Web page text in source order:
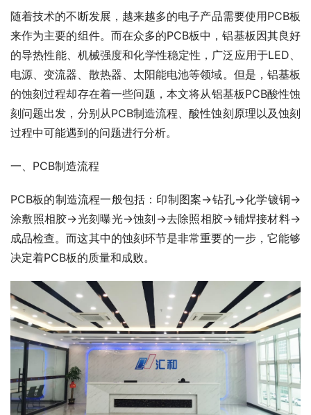
随着技术的不断发展，越来越多的电子产品需要使用PCB板
来作为主要的组件。而在众多的PCB板中，铝基板因其良好
的导热性能、机械强度和化学性稳定性，广泛应用于LED、
电源、变流器、散热器、太阳能电池等领域。但是，铝基板
的蚀刻过程却存在着一些问题，本文将从铝基板PCB酸性蚀
刻问题出发，分别从PCB制造流程、酸性蚀刻原理以及蚀刻
过程中可能遇到的问题进行分析。
一、PCB制造流程
PCB板的制造流程一般包括：印制图案->钻孔->化学镀铜->
涂敷照相胶->光刻曝光->蚀刻->去除照相胶->铺焊接材料->
成品检查。而这其中的蚀刻环节是非常重要的一步，它能够
决定着PCB板的质量和成败。